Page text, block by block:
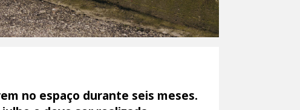
no espaço durante seis meses.